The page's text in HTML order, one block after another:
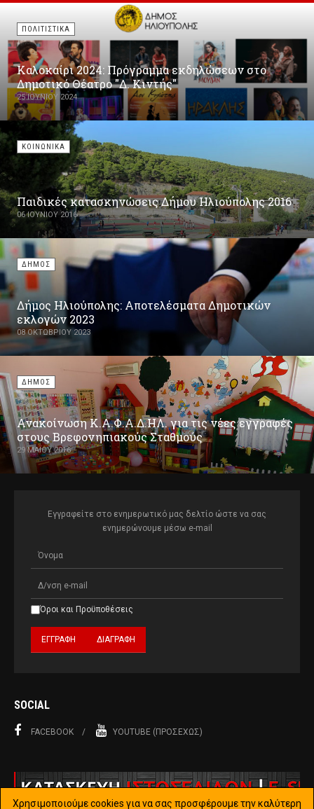
ΠΟΛΙΤΙΣΤΙΚΑ
Καλοκαίρι 2024: Πρόγραμμα εκδηλώσεων στο
Δημοτικό Θέατρο "Δ. Κιντής"
25 ΙΟΥΝΊΟΥ 2024
ΚΟΙΝΩΝΙΚΑ
Παιδικές κατασκηνώσεις Δήμου Ηλιούπολης 2016
06 ΙΟΥΝΊΟΥ 2016
ΔΗΜΟΣ
Δήμος Ηλιούπολης: Αποτελέσματα Δημοτικών
εκλογών 2023
08 ΟΚΤΩΒΡΊΟΥ 2023
ΔΗΜΟΣ
Ανακοίνωση Κ.Α.Φ.Α.Δ.ΗΛ. για τις νέες εγγραφές
στους Βρεφονηπιακούς Σταθμούς
29 ΜΑΪ́ΟΥ 2016
Εγγραφείτε στο ενημερωτικό μας δελτίο ώστε να σας
ενημερώνουμε μέσω e-mail
Όροι και Προϋποθέσεις
SOCIAL
FACEBOOK YOUTUBE (ΠΡΟΣΕΧΏΣ)
Χρησιμοποιούμε cookies για να σας προσφέρουμε την καλύτερη